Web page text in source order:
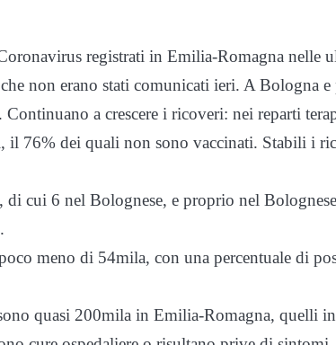
registrati in Emilia-Romagna nelle
non erano stati comunicati ieri. A Bologna
a crescere i ricoveri: nei reparti
il 76% dei quali non sono vaccinati. Stabili i
di cui 6 nel Bolognese, e proprio nel
meno di 54mila, con una percentuale di
quasi 200mila in Emilia-Romagna, quelli